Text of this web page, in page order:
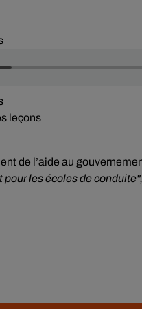
leçons
de l’aide au
pour les écoles de conduite",